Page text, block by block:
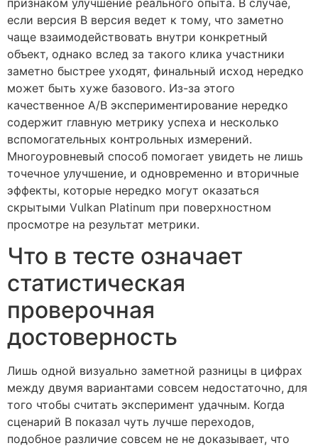
признаком улучшение реального опыта. В случае,
если версия B версия ведет к тому, что заметно
чаще взаимодействовать внутри конкретный
объект, однако вслед за такого клика участники
заметно быстрее уходят, финальный исход нередко
может быть хуже базового. Из-за этого
качественное A/B экспериментирование нередко
содержит главную метрику успеха и несколько
вспомогательных контрольных измерений.
Многоуровневый способ помогает увидеть не лишь
точечное улучшение, и одновременно и вторичные
эффекты, которые нередко могут оказаться
скрытыми Vulkan Platinum при поверхностном
просмотре на результат метрики.
Что в тесте означает
статистическая
проверочная
достоверность
Лишь одной визуально заметной разницы в цифрах
между двумя вариантами совсем недостаточно, для
того чтобы считать эксперимент удачным. Когда
сценарий B показал чуть лучше переходов,
подобное различие совсем не не доказывает, что